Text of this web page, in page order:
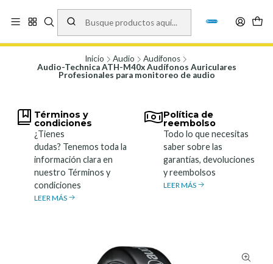
Vísita nuestro local en Los Agustinos 5478, Ñuñoa. Lunes a Viernes 9.30 a
19.00, Sábados 10:00 a 19:00 y Domingos de 10:00 a 17:00
Inicio Audio
Audífonos
Audio-Technica ATH-M40x Audífonos Auriculares
Profesionales para monitoreo de audio
Términos y
condiciones
¿Tienes
dudas? Tenemos toda la
información clara en
nuestro Términos y
condiciones
LEER MÁS
Política de
reembolso
Todo lo que necesitas
saber sobre las
garantías, devoluciones
y reembolsos
LEER MÁS